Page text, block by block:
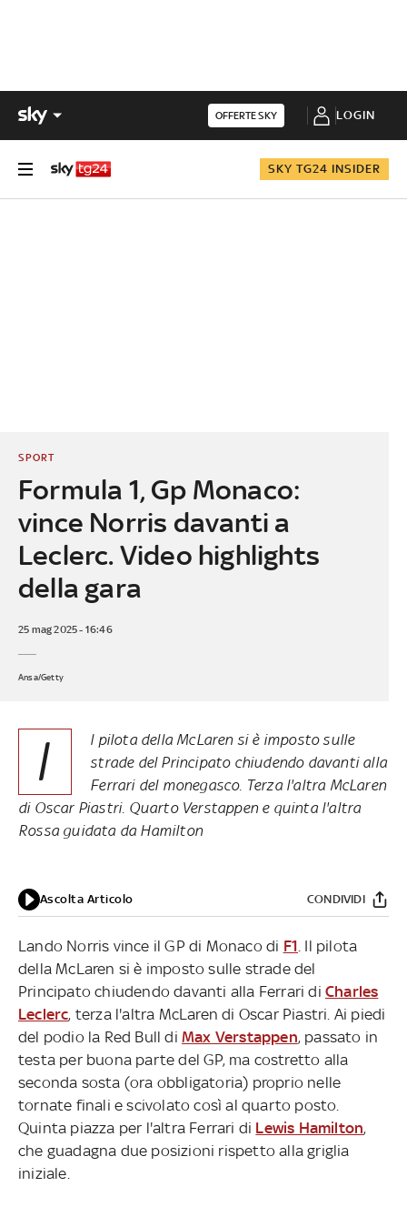
OFFERTE SKY LOGIN
SKY TG24 INSIDER
Formula 1, Gp Monaco:
vince Norris davanti a
Leclerc. Video highlights
della gara
SPORT
25 mag 2025 - 16:46
Ansa/Getty
I
l pilota della McLaren si è imposto sulle
strade del Principato chiudendo davanti alla
Ferrari del monegasco. Terza l'altra McLaren
di Oscar Piastri. Quarto Verstappen e quinta l'altra
Rossa guidata da Hamilton
Ascolta Articolo CONDIVIDI
Lando Norris vince il GP di Monaco di F1 . Il pilota
della McLaren si è imposto sulle strade del
Principato chiudendo davanti alla Ferrari di Charles
Leclerc, terza l'altra McLaren di Oscar Piastri. Ai piedi
del podio la Red Bull di Max Verstappen, passato in
testa per buona parte del GP, ma costretto alla
seconda sosta (ora obbligatoria) proprio nelle
tornate finali e scivolato così al quarto posto.
Quinta piazza per l'altra Ferrari di Lewis Hamilton,
che guadagna due posizioni rispetto alla griglia
iniziale.